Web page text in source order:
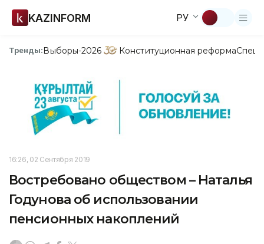
KAZINFORM РУ
Тренды:Выборы-2026 Конституционная реформа
16:26, 02 Сентября 2019
Востребовано обществом – Наталья
Годунова об использовании
пенсионных накоплений